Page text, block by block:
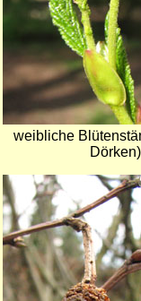
weibliche
Dörken)
Bild